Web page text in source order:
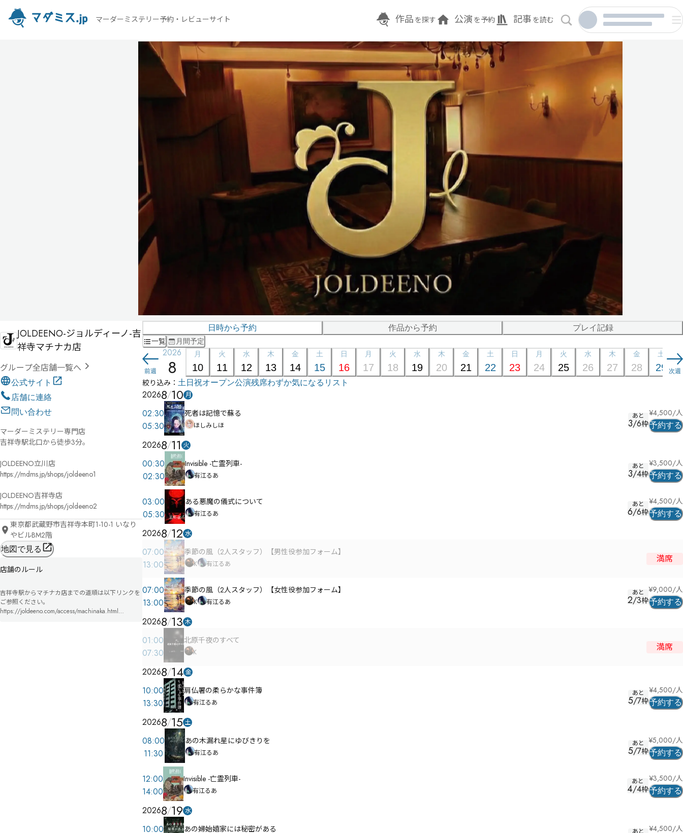
マーダーミステリー予約・レビューサイト 作品 を探す 公演 を予約 記事 を読む
JOLDEENO-ジョルディーノ-吉
祥寺マチナカ店
グループ全店舗一覧へ
公式サイト
店舗に連絡
問い合わせ
マーダーミステリー専門店
吉祥寺駅北口から徒歩3分。
JOLDEENO立川店
https://mdms.jp/shops/joldeeno1
JOLDEENO吉祥寺店
https://mdms.jp/shops/joldeeno2
東京都武蔵野市吉祥寺本町1-10-1 いなり
やビルBM2階
地図で見る
店舗のルール
吉祥寺駅からマチナカ店までの道順は以下リンクを
ご参照ください。
https://joldeeno.com/access/machinaka.html
日時から予約 作品から予約 プレイ記録
一覧 月間予定
前週
2026
8
月
10
火
11
水
12
木
13
金
14
土
15
日
16
月
17
火
18
水
19
木
20
金
21
土
22
日
23
月
24
火
25
水
26
木
27
金
28
土
29 次週
絞り込み： 土日祝オープン公演残席わずか気になるリスト
20268 10 月
02:30
05:30
死者は記憶で蘇る
ほしみしほ
あと
3/6枠
¥4,500/人
予約する
20268 11 火
00:30
02:30
Invisible -亡霊列車-
有江るあ
あと
3/4枠
¥3,500/人
予約する
03:00
05:30
ある悪魔の儀式について
有江るあ
あと
6/6枠
¥4,500/人
予約する
20268 12 水
07:00
13:00
季節の風（2人スタッフ）【男性役参加フォーム】
K 有江るあ 満席
07:00
13:00
季節の風（2人スタッフ）【女性役参加フォーム】
K 有江るあ
あと
2/3枠
¥9,000/人
予約する
20268 13 木
01:00
07:30
北原千夜のすべて
K 満席
20268 14金
10:00
13:30
肩仏署の柔らかな事件簿
有江るあ
あと
5/7枠
¥4,500/人
予約する
20268 15 土
08:00
11:30
あの木漏れ星にゆびきりを
有江るあ
あと
5/7枠
¥5,000/人
予約する
12:00
14:00
Invisible -亡霊列車-
有江るあ
あと
4/4枠
¥3,500/人
予約する
20268 19 水
10:00
あの婦始嬉家には秘密がある ¥4,500/人